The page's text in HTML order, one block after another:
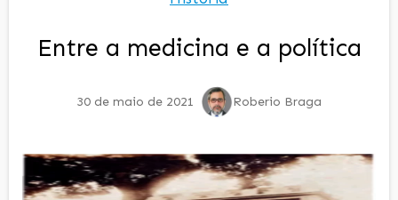
Entre a medicina e a política
30 de maio de 2021 Roberio Braga